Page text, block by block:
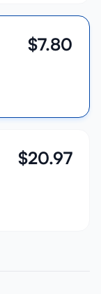
$7.80
$20.97